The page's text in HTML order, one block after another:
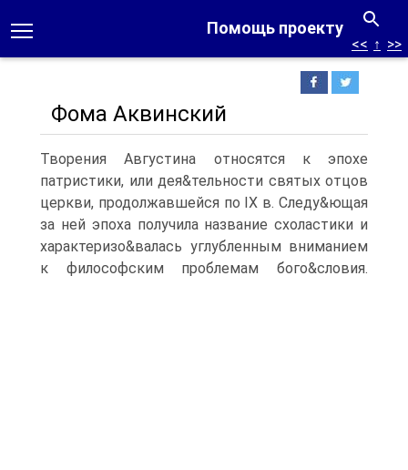
Помощь проекту
<< ↑ >>
Фома Аквинский
Творения Августина относятся к эпохе
патристики, или дея&тельности святых отцов
церкви, продолжавшейся по IX в. Следу&ющая
за ней эпоха получила название схоластики и
характеризо&валась углубленным вниманием
к философским проблемам бого&словия.